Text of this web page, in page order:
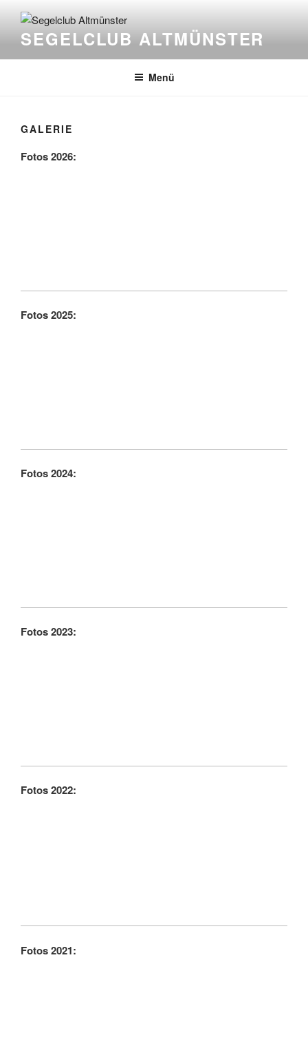
Inhalt
springenSEGELCLUB ALTMÜNSTER
Menü
GALERIE
Fotos 2026:
Fotos 2025:
Fotos 2024:
Fotos 2023:
Fotos 2022:
Fotos 2021: